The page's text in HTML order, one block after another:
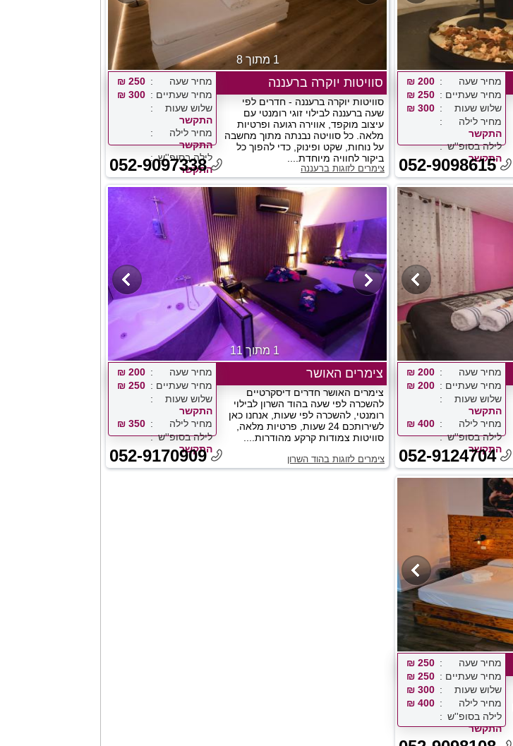
מחיר שעה
200 ₪
מחיר שעתיים
250 ₪
שלוש שעות
300 ₪
מחיר לילה
התקשר
לילה בסופ''ש
התקשר
052-9098615
1 מתוך 8
סוויטות יוקרה ברעננה
סוויטות יוקרה ברעננה - חדרים לפי
שעה ברעננה לבילוי זוגי רומנטי עם
עיצוב מוקפד, אווירה רגועה ופרטיות
מלאה. כל סוויטה נבנתה מתוך מחשבה
על נוחות, שקט ופינוק, כדי להפוך כל
ביקור לחוויה מיוחדת....
צימרים לזוגות ברעננה
מחיר שעה
250 ₪
מחיר שעתיים
300 ₪
שלוש שעות
התקשר
מחיר לילה
התקשר
לילה בסופ''ש
התקשר
052-9097338
מחיר שעה
200 ₪
מחיר שעתיים
200 ₪
שלוש שעות
התקשר
מחיר לילה
400 ₪
לילה בסופ''ש
התקשר
052-9124704
1 מתוך 11
צימרים האושר
צימרים האושר חדרים דיסקרטיים
להשכרה לפי שעה בהוד השרון לבילוי
רומנטי, להשכרה לפי שעות, אנחנו כאן
לשירותכם 24 שעות, פרטיות מלאה,
סוויטות צמודות קרקע מהודרות....
צימרים לזוגות בהוד השרון
מחיר שעה
200 ₪
מחיר שעתיים
250 ₪
שלוש שעות
התקשר
מחיר לילה
350 ₪
לילה בסופ''ש
התקשר
052-9170909
מחיר שעה
250 ₪
מחיר שעתיים
250 ₪
שלוש שעות
300 ₪
מחיר לילה
400 ₪
לילה בסופ''ש
התקשר